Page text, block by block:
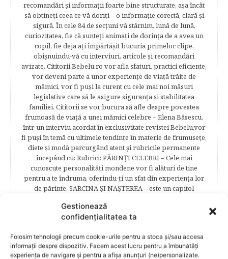
Gestionează
confidențialitatea ta
Folosim tehnologii precum cookie-urile pentru a stoca și/sau accesa
informații despre dispozitiv. Facem acest lucru pentru a îmbunătăți
experiența de navigare și pentru a afișa anunțuri (ne)personalizate.
recomandări şi informaţii foarte bine structurate, aşa încât
să obtineţi ceea ce vă doriţi – o informaţie corectă, clară şi
sigură. În cele 84 de secțuni vă stârnim, lună de lună,
curiozitatea, fie că sunteţi animaţi de dorinţa de a avea un
copil, fie deja aţi împărtăşit bucuria primelor clipe,
obişnuindu-vă cu interviuri, articole şi recomandări
avizate. Cititorii Bebelu.ro vor afla sfaturi, practici eficiente,
vor deveni parte a unor experienţe de viaţă trăite de
mămici, vor fi puşi la curent cu cele mai noi măsuri
legislative care să le asigure siguranţa şi stabilitatea
familiei. Cititorii se vor bucura să afle despre povestea
frumoasă de viață a unei mămici celebre – Elena Băsescu,
într-un interviu acordat în exclusivitate revistei Bebelu,vor
fi puşi în temă cu ultimele tendinţe în materie de frumuseţe,
diete şi modă parcurgând atent şi rubricile permanente
începând cu: Rubrici: PĂRINŢI CELEBRI – Cele mai
cunoscute personalităţi mondene vor fi alături de tine
pentru a te îndruma, oferindu-ţi un sfat din experienţa lor
de părinte. SARCINA ŞI NAŞTEREA – este un capitol
informaţii referitoare la simptomatologia primelor zile de
sarcină, evoluţia fătului pe parcursul celor nouă luni,
naştere. Tot aici puteti găsi informaţii preţioase dedicate
naşterii şi recuperării postpartum. BEBELUŞUL ÎN PRIMUL